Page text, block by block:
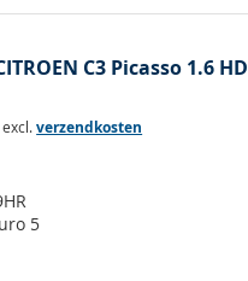
C3 Picasso 1.6
excl.verzendkosten
5